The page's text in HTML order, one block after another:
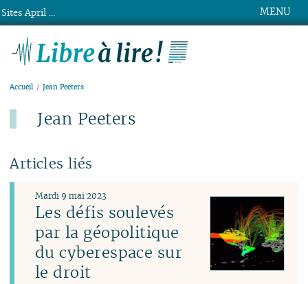
MENU
Accueil Jean Peeters
Jean Peeters
Articles liés
Les défis soulevés
par la géopolitique
du cyberespace sur
le droit
Mardi 9 mai 2023
Sites April ...